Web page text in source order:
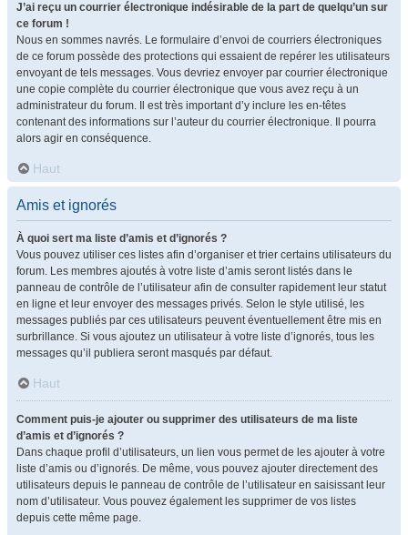
J’ai reçu un courrier électronique indésirable de la part de quelqu’un sur
ce forum !
Nous en sommes navrés. Le formulaire d’envoi de courriers électroniques
de ce forum possède des protections qui essaient de repérer les utilisateurs
envoyant de tels messages. Vous devriez envoyer par courrier électronique
une copie complète du courrier électronique que vous avez reçu à un
administrateur du forum. Il est très important d’y inclure les en-têtes
contenant des informations sur l’auteur du courrier électronique. Il pourra
alors agir en conséquence.
Haut
Amis et ignorés
À quoi sert ma liste d’amis et d’ignorés ?
Vous pouvez utiliser ces listes afin d’organiser et trier certains utilisateurs du
forum. Les membres ajoutés à votre liste d’amis seront listés dans le
panneau de contrôle de l’utilisateur afin de consulter rapidement leur statut
en ligne et leur envoyer des messages privés. Selon le style utilisé, les
messages publiés par ces utilisateurs peuvent éventuellement être mis en
surbrillance. Si vous ajoutez un utilisateur à votre liste d’ignorés, tous les
messages qu’il publiera seront masqués par défaut.
Haut
Comment puis-je ajouter ou supprimer des utilisateurs de ma liste
d’amis et d’ignorés ?
Dans chaque profil d’utilisateurs, un lien vous permet de les ajouter à votre
liste d’amis ou d’ignorés. De même, vous pouvez ajouter directement des
utilisateurs depuis le panneau de contrôle de l’utilisateur en saisissant leur
nom d’utilisateur. Vous pouvez également les supprimer de vos listes
depuis cette même page.